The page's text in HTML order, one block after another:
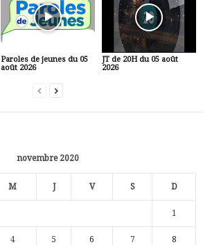
Paroles de jeunes du 05
août 2026
JT de 20H du 05 août
2026
novembre 2020
M J V S D
1
4 5 6 7 8